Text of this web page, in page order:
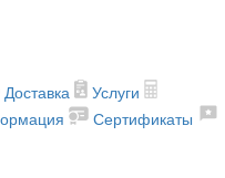
Доставка
Услуги
Сертификаты